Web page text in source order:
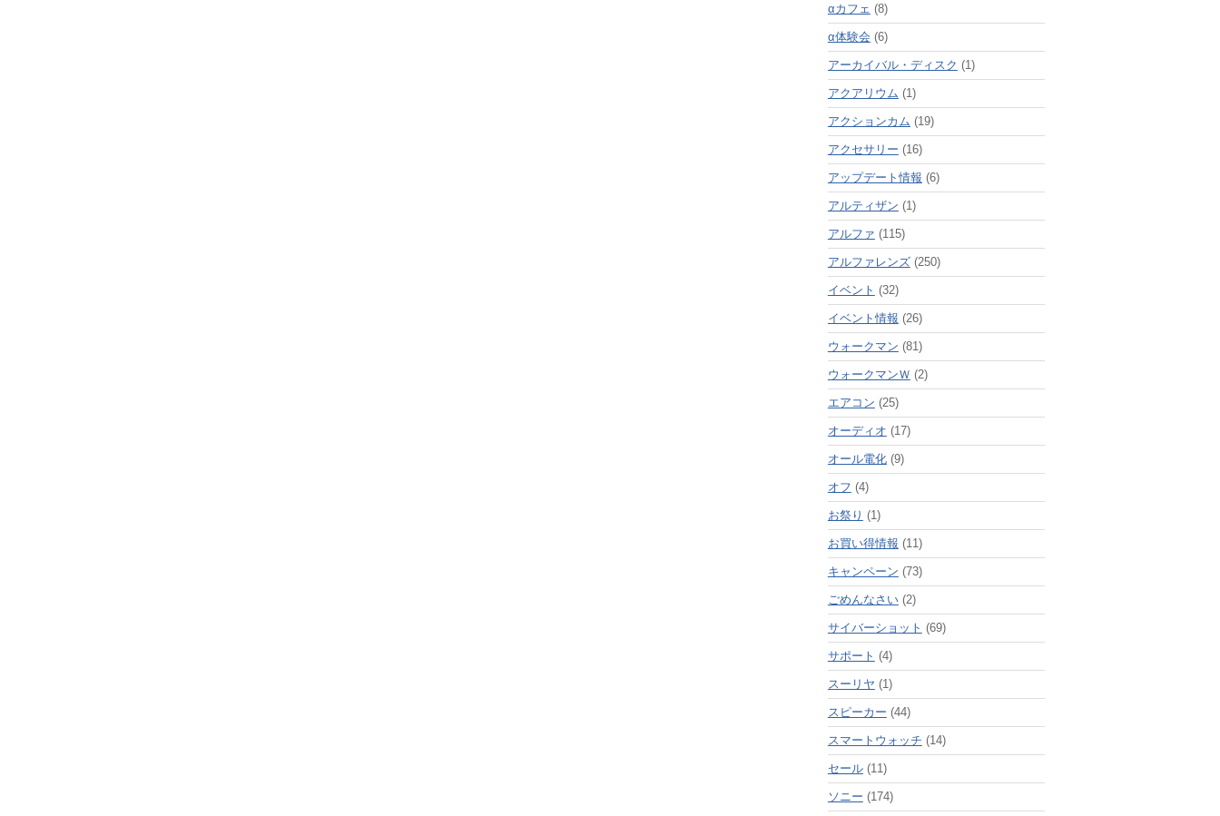
αカフェ (8)
α体験会 (6)
アーカイバル・ディスク (1)
アクアリウム (1)
アクションカム (19)
アクセサリー (16)
アップデート情報 (6)
アルティザン (1)
アルファ (115)
アルファレンズ(250)
イベント (32)
イベント情報 (26)
ウォークマン (81)
ウォークマンＷ (2)
エアコン (25)
オーディオ (17)
オール電化(9)
オフ (4)
お祭り (1)
お買い得情報 (11)
キャンペーン (73)
ごめんなさい(2)
サイバーショット (69)
サポート (4)
スーリヤ (1)
スピーカー (44)
スマートウォッチ (14)
セール(11)
ソニー (174)